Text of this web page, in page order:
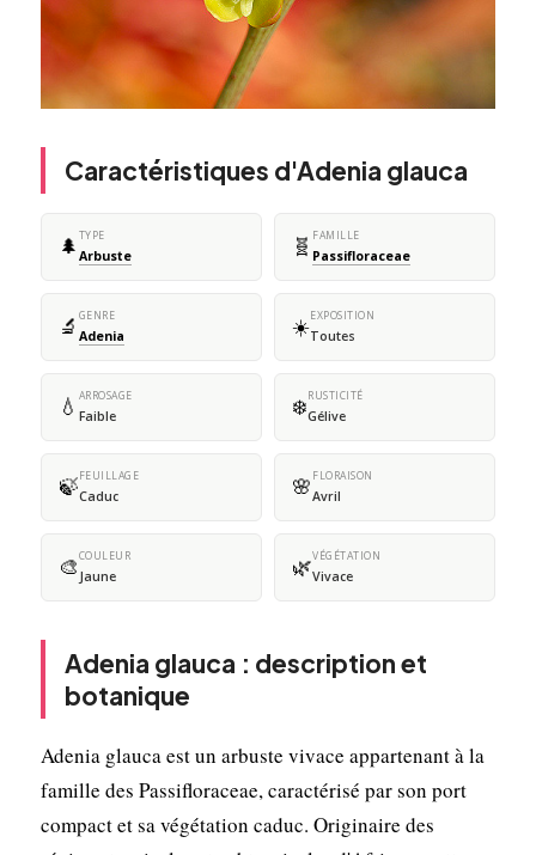
Caractéristiques d'Adenia glauca
🌲 TYPE
Arbuste 🧬 FAMILLE
Passifloraceae
🔬 GENRE
Adenia ☀️EXPOSITION
Toutes
💧 ARROSAGE
Faible ❄️RUSTICITÉ
Gélive
🍃FEUILLAGE
Caduc 🌸 FLORAISON
Avril
🎨COULEUR
Jaune 🌿VÉGÉTATION
Vivace
Adenia glauca : description et
botanique
Adenia glauca est un arbuste vivace appartenant à la
famille des Passifloraceae, caractérisé par son port
compact et sa végétation caduc. Originaire des